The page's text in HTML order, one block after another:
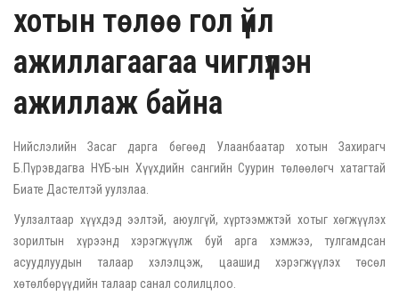
хотын төлөө гол үйл
ажиллагаагаа чиглүүлэн
ажиллаж байна
Нийслэлийн Засаг дарга бөгөөд Улаанбаатар хотын Захирагч
Б.Пүрэвдагва НҮБ-ын Хүүхдийн сангийн Суурин төлөөлөгч хатагтай
Биате Дастелтэй уулзлаа.
Уулзалтаар хүүхдэд ээлтэй, аюулгүй, хүртээмжтэй хотыг хөгжүүлэх
зорилтын хүрээнд хэрэгжүүлж буй арга хэмжээ, тулгамдсан
асуудлуудын талаар хэлэлцэж, цаашид хэрэгжүүлэх төсөл
хөтөлбөрүүдийн талаар санал солилцлоо.